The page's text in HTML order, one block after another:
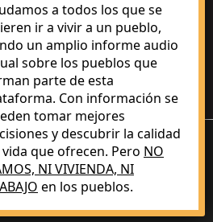
Newsletter
a un pueblo. Made with love.
V.3.0.0
a todos los que se
ir a vivir a un pueblo,
un amplio informe audio
sobre los pueblos que
parte de esta
Con información se
tomar mejores
y descubrir la calidad
que ofrecen. Pero NO
NI VIVIENDA, NI
en los pueblos.
la mejor experiencia en
más información sobre qué
o desactivarlas enajustes